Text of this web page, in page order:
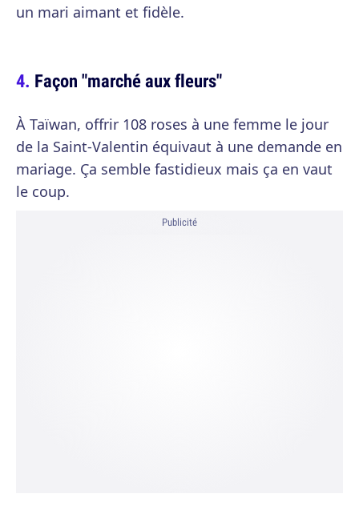
un mari aimant et fidèle.
Façon "marché aux fleurs"
À Taïwan, offrir 108 roses à une femme le jour
de la Saint-Valentin équivaut à une demande en
mariage. Ça semble fastidieux mais ça en vaut
le coup.
Publicité